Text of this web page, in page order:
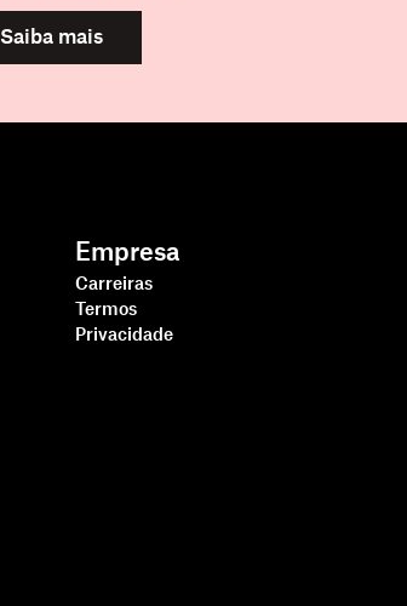
Saiba mais
Empresa
Carreiras
Termos
Privacidade